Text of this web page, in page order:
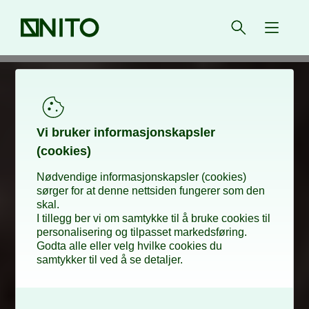
Forsiden Åpne søk
{
Vi bru­­­ker in­­­for­­­ma­­­sjons­­­kaps­­­­­ler
(cookies)
Nødvendige informasjonskapsler (cookies)
sørger for at denne nettsiden fungerer som den
skal.
I tillegg ber vi om samtykke til å bruke cookies til
personalisering og tilpasset markedsføring.
Godta alle eller velg hvilke cookies du
samtykker til ved å se detaljer.